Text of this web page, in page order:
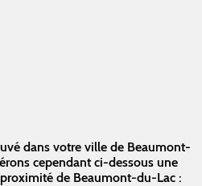
dans votre ville de Beaumont-
cependant ci-dessous une
de Beaumont-du-Lac :